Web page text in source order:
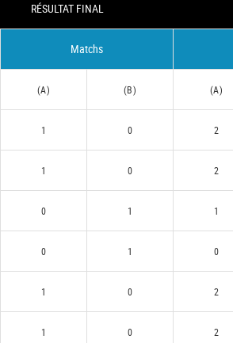
RÉSULTAT FINAL
Matchs
(A) (B) (A)
1 0 2
1 0 2
0 1 1
0 1 0
1 0 2
1 0 2